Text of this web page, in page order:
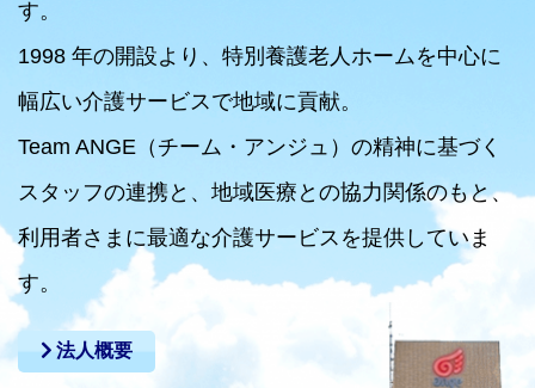
す。
1998 年の開設より、特別養護老人ホームを中心に
幅広い介護サービスで地域に貢献。
Team ANGE（チーム・アンジュ）の精神に基づく
スタッフの連携と、地域医療との協力関係のもと、
利用者さまに最適な介護サービスを提供していま
す。
法人概要